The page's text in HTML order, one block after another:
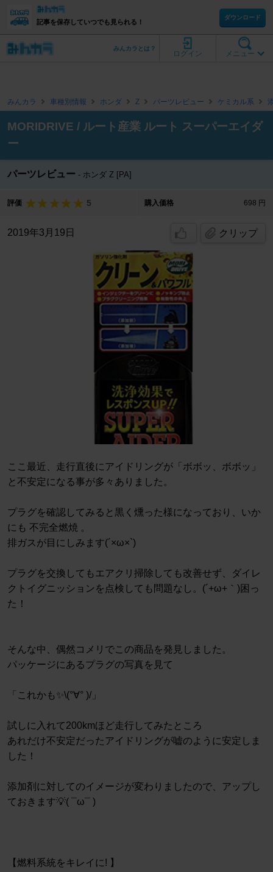
記事を保存していつでも見られる！
ダウンロード
メニュー
ログイン
みんカラとは？
みんカラ 車種別情報 ホンダ Z パーツレビュー ケミカル系
MORIDRIVE / ルート産業 ルート スーパーエイダ
ー
パーツレビュー ホンダ Z [PA]
評価 5 購入価格 698 円
2019年3月19日 クリップ
ここ最近、走行直後にアイドリングが「ボボッ、ボボッ」
と不安定になる事が多々ありました。
プラグを確認してみると黒く燻った様になっており、いか
にも 不完全燃焼 。
排ガスが目にしみます(´×ω×`)
プラグを交換してもエアクリ掃除しても改善せず、ダイレ
クトイグニッションを点検しても問題なし。(´+ω+｀)困っ
た！
そんな中、偶然コメリでこの商品を発見しました。
パッケージにあるプラグの写真を見て
「これかも✨\(°∀° )/」
試しに入れて200kmほど走行してみたところ
あれだけ不安定だったアイドリングが嘘のように安定しま
した！
添加剤に対してのイメージが変わりましたので、アップし
ておきます💡( ¯ω¯ )
【燃料系統をキレイに! 】